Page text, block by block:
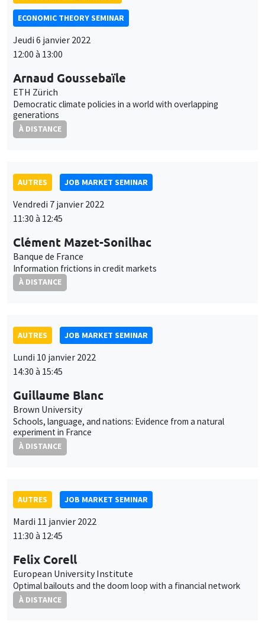
ECONOMIC THEORY SEMINAR
Jeudi 6 janvier 2022
12:00 à 13:00
Arnaud Goussebaïle
ETH Zürich
Democratic climate policies in a world with overlapping
generations
À DISTANCE
AUTRES JOB MARKET SEMINAR
Vendredi 7 janvier 2022
11:30 à 12:45
Clément Mazet-Sonilhac
Banque de France
Information frictions in credit markets
À DISTANCE
AUTRES JOB MARKET SEMINAR
Lundi 10 janvier 2022
14:30 à 15:45
Guillaume Blanc
Brown University
Schools, language, and nations: Evidence from a natural
experiment in France
À DISTANCE
AUTRES JOB MARKET SEMINAR
Mardi 11 janvier 2022
11:30 à 12:45
Felix Corell
European University Institute
Optimal bailouts and the doom loop with a financial network
À DISTANCE